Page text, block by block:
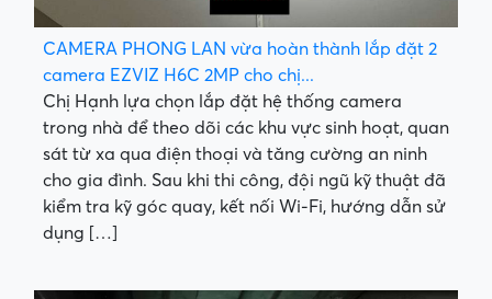
CAMERA PHONG LAN vừa hoàn thành lắp đặt 2
camera EZVIZ H6C 2MP cho chị...
Chị Hạnh lựa chọn lắp đặt hệ thống camera
trong nhà để theo dõi các khu vực sinh hoạt, quan
sát từ xa qua điện thoại và tăng cường an ninh
cho gia đình. Sau khi thi công, đội ngũ kỹ thuật đã
kiểm tra kỹ góc quay, kết nối Wi-Fi, hướng dẫn sử
dụng […]